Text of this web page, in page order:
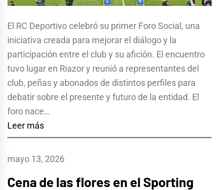
El RC Deportivo celebró su primer Foro Social, una
iniciativa creada para mejorar el diálogo y la
participación entre el club y su afición. El encuentro
tuvo lugar en Riazor y reunió a representantes del
club, peñas y abonados de distintos perfiles para
debatir sobre el presente y futuro de la entidad. El
foro nace…
Leer más
mayo 13, 2026
Cena de las flores en el Sporting